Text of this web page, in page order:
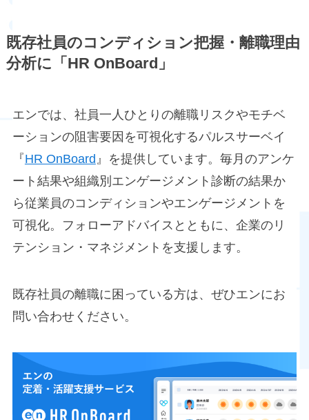
既存社員のコンディション把握・離職理由
分析に「HR OnBoard」
エンでは、社員一人ひとりの離職リスクやモチベ
ーションの阻害要因を可視化するパルスサーベイ
『HR OnBoard 』を提供しています。毎月のアンケ
ート結果や組織別エンゲージメント診断の結果か
ら従業員のコンディションやエンゲージメントを
可視化。フォローアドバイスとともに、企業のリ
テンション・マネジメントを支援します。
既存社員の離職に困っている方は、ぜひエンにお
問い合わせください。